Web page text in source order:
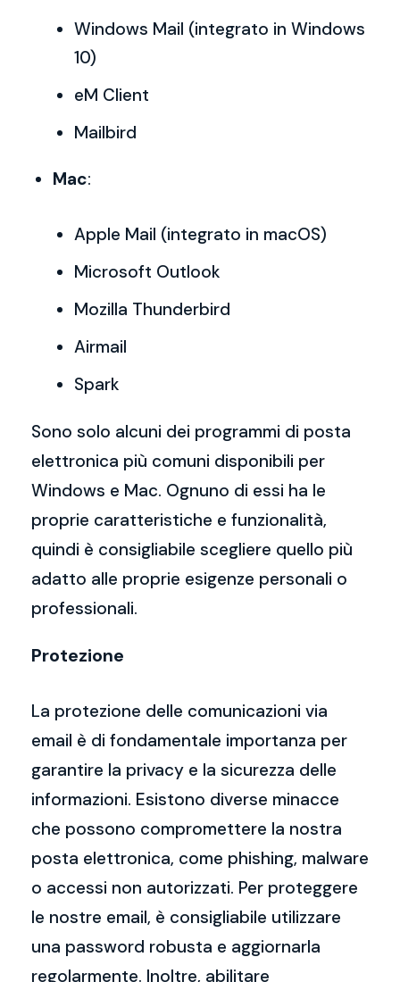
Windows Mail (integrato in Windows
10)
eM Client
Mailbird
Mac:
Apple Mail (integrato in macOS)
Microsoft Outlook
Mozilla Thunderbird
Airmail
Spark
Sono solo alcuni dei programmi di posta
elettronica più comuni disponibili per
Windows e Mac. Ognuno di essi ha le
proprie caratteristiche e funzionalità,
quindi è consigliabile scegliere quello più
adatto alle proprie esigenze personali o
professionali.
Protezione
La protezione delle comunicazioni via
email è di fondamentale importanza per
garantire la privacy e la sicurezza delle
informazioni. Esistono diverse minacce
che possono compromettere la nostra
posta elettronica, come phishing, malware
o accessi non autorizzati. Per proteggere
le nostre email, è consigliabile utilizzare
una password robusta e aggiornarla
regolarmente. Inoltre, abilitare